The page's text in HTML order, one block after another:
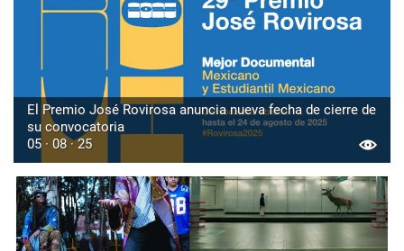
El Premio José Rovirosa anuncia nueva fecha de cierre de
su convocatoria
05 · 08 · 25